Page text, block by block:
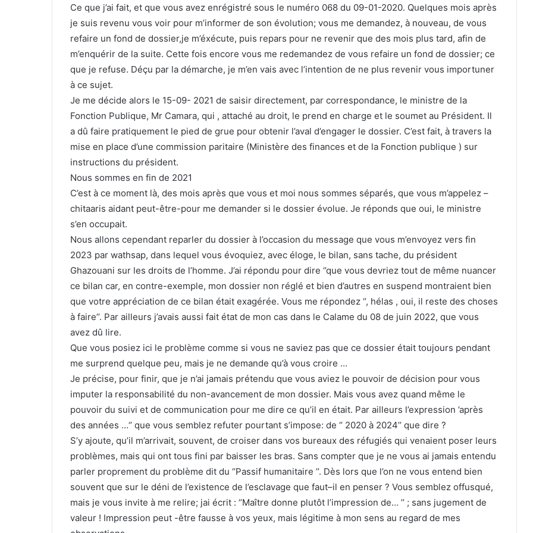
Ce que j’ai fait, et que vous avez enrégistré sous le numéro 068 du 09-01-2020. Quelques mois après
je suis revenu vous voir pour m’informer de son évolution; vous me demandez, à nouveau, de vous
refaire un fond de dossier,je m’éxécute, puis repars pour ne revenir que des mois plus tard, afin de
m’enquérir de la suite. Cette fois encore vous me redemandez de vous refaire un fond de dossier; ce
que je refuse. Déçu par la démarche, je m’en vais avec l’intention de ne plus revenir vous importuner
à ce sujet.
Je me décide alors le 15-09- 2021 de saisir directement, par correspondance, le ministre de la
Fonction Publique, Mr Camara, qui , attaché au droit, le prend en charge et le soumet au Président. Il
a dû faire pratiquement le pied de grue pour obtenir l’aval d’engager le dossier. C’est fait, à travers la
mise en place d’une commission paritaire (Ministère des finances et de la Fonction publique ) sur
instructions du président.
Nous sommes en fin de 2021
C’est à ce moment là, des mois après que vous et moi nous sommes séparés, que vous m’appelez –
chitaaris aidant peut-être-pour me demander si le dossier évolue. Je réponds que oui, le ministre
s’en occupait.
Nous allons cependant reparler du dossier à l’occasion du message que vous m’envoyez vers fin
2023 par wathsap, dans lequel vous évoquiez, avec éloge, le bilan, sans tache, du président
Ghazouani sur les droits de l’homme. J’ai répondu pour dire ‘’que vous devriez tout de même nuancer
ce bilan car, en contre-exemple, mon dossier non réglé et bien d’autres en suspend montraient bien
que votre appréciation de ce bilan était exagérée. Vous me répondez ‘’, hélas , oui, il reste des choses
à faire’’. Par ailleurs j’avais aussi fait état de mon cas dans le Calame du 08 de juin 2022, que vous
avez dû lire.
Que vous posiez ici le problème comme si vous ne saviez pas que ce dossier était toujours pendant
me surprend quelque peu, mais je ne demande qu’à vous croire …
Je précise, pour finir, que je n’ai jamais prétendu que vous aviez le pouvoir de décision pour vous
imputer la responsabilité du non-avancement de mon dossier. Mais vous avez quand même le
pouvoir du suivi et de communication pour me dire ce qu’il en était. Par ailleurs l’expression ’après
des années …‘’ que vous semblez refuter pourtant s’impose: de ‘’ 2020 à 2024’’ que dire ?
S’y ajoute, qu’il m’arrivait, souvent, de croiser dans vos bureaux des réfugiés qui venaient poser leurs
problèmes, mais qui ont tous fini par baisser les bras. Sans compter que je ne vous ai jamais entendu
parler proprement du problème dit du ‘’Passif humanitaire ’’. Dès lors que l’on ne vous entend bien
souvent que sur le déni de l’existence de l’esclavage que faut–il en penser ? Vous semblez offusqué,
mais je vous invite à me relire; jai écrit : ‘’Maître donne plutôt l’impression de… ’’ ; sans jugement de
valeur ! Impression peut -être fausse à vos yeux, mais légitime à mon sens au regard de mes